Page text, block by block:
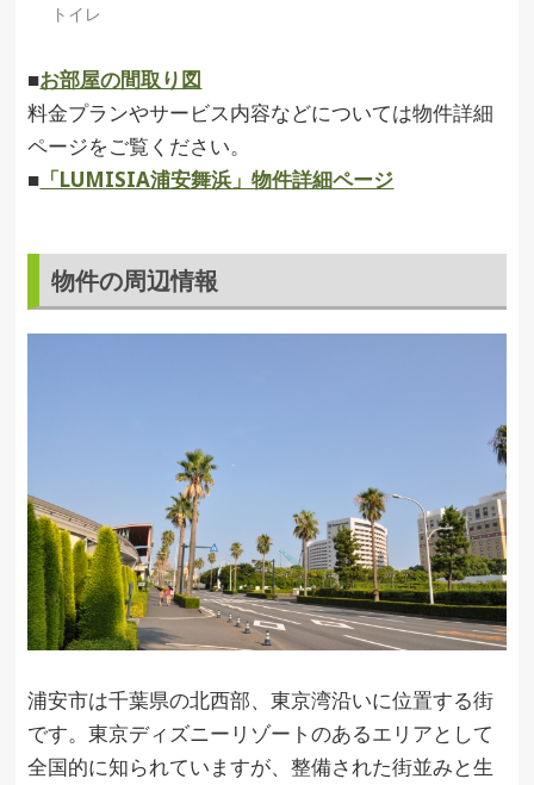
トイレ
■お部屋の間取り図
料金プランやサービス内容などについては物件詳細
ページをご覧ください。
■ 「LUMISIA浦安舞浜」物件詳細ページ
物件の周辺情報
浦安市は千葉県の北西部、東京湾沿いに位置する街
です。東京ディズニーリゾートのあるエリアとして
全国的に知られていますが、整備された街並みと生